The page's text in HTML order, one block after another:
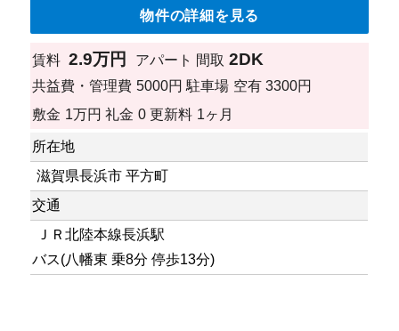
物件の詳細を見る
賃料 2.9万円 アパート 間取 2DK
共益費・管理費 5000円 駐車場 空有 3300円
敷金 1万円 礼金 0 更新料 1ヶ月
所在地
滋賀県長浜市 平方町
交通
ＪＲ北陸本線長浜駅
バス(八幡東 乗8分 停歩13分)